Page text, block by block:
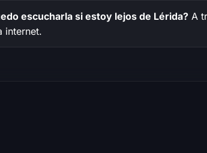
escucharla si estoy lejos de Lérida? A
internet.